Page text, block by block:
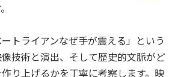
トライアンなぜ手が震える」という
技術と演出、そして歴史的文脈がど
り上げるかを丁寧に考察します。映